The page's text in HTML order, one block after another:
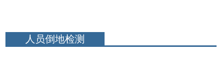
人员倒地检测